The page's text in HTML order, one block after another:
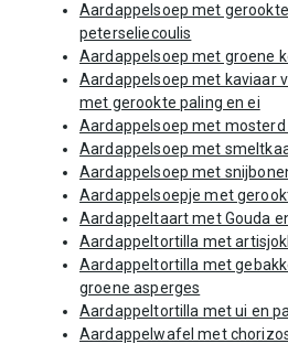
Aardappelsoep met
peterseliecoulis
Aardappelsoep met groene
Aardappelsoep met kaviaar
met gerookte paling en ei
Aardappelsoep met mosterd
Aardappelsoep met
Aardappelsoep met
Aardappelsoepje met
Aardappeltaart met Gouda
Aardappeltortilla met
Aardappeltortilla met
groene asperges
Aardappeltortilla met ui en
Aardappelwafel met